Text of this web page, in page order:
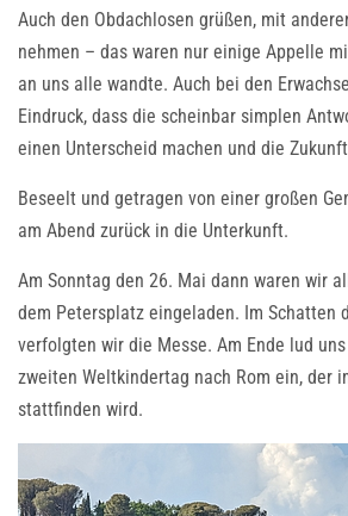
Auch den Obdachlosen grüßen, mit
nehmen – das waren nur einige Appelle
an uns alle wandte. Auch bei den
Eindruck, dass die scheinbar simplen
einen Unterscheid machen und die
Beseelt und getragen von einer großen
am Abend zurück in die Unterkunft.
Am Sonntag den 26. Mai dann waren wir
dem Petersplatz eingeladen. Im Schatten
verfolgten wir die Messe. Am Ende lud
zweiten Weltkindertag nach Rom ein, der
stattfinden wird.